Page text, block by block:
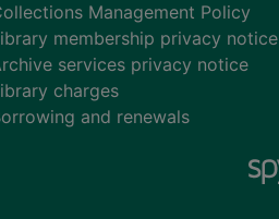
Management Policy
membership privacy notice
services privacy notice
charges
and renewals